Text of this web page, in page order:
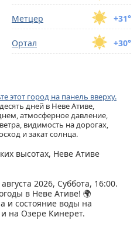
+31°
Метцер
+30°
Ортал
этот город на панель вверху.
дней в Неве Ативе,
атмосферное давление,
видимость на дорогах,
и закат солнца.
высотах, Неве Ативе
2026, Суббота, 16:00.
в Неве Ативе! 🌍
и состояние воды на
на Озере Кинерет.